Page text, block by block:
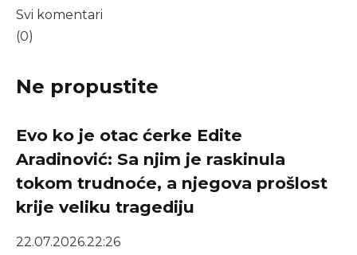
Svi komentari
(0)
Ne propustite
Evo ko je otac ćerke Edite
Aradinović: Sa njim je raskinula
tokom trudnoće, a njegova prošlost
krije veliku tragediju
22.07.2026.22:26